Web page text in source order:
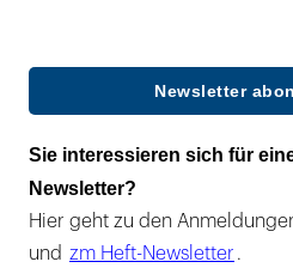
Newsletter
Sie interessieren sich für
Newsletter?
Hier geht zu den
und zm Heft-Newsletter .